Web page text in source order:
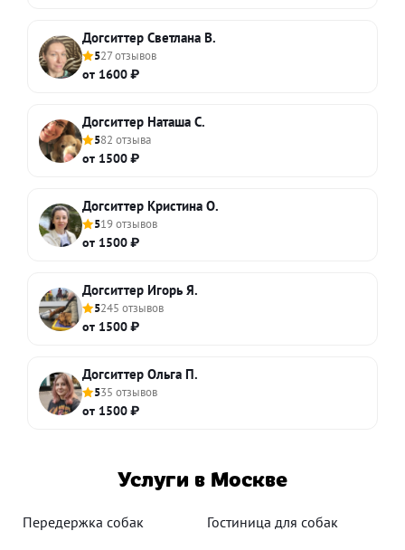
Догситтер Светлана В.
527 отзывов
от 1600 ₽
Догситтер Наташа С.
582 отзыва
от 1500 ₽
Догситтер Кристина О.
519 отзывов
от 1500 ₽
Догситтер Игорь Я.
5245 отзывов
от 1500 ₽
Догситтер Ольга П.
535 отзывов
от 1500 ₽
Услуги в Москве
Передержка собак Гостиница для собак